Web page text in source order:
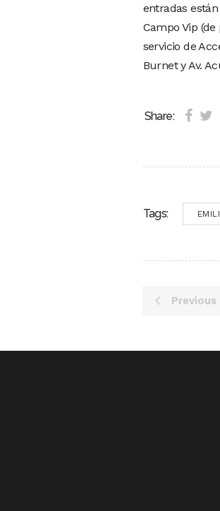
entradas
Campo Vip
servicio de
Burnet y Av.
Share:
Tags: